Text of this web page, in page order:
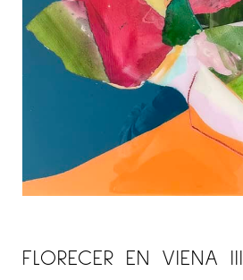
FLORECER EN VIENA III